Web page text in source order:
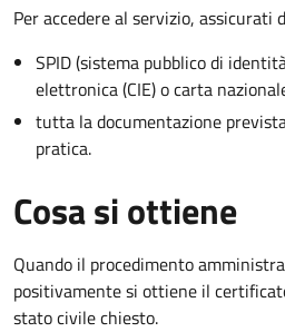
Per accedere al servizio, assicurati
SPID (sistema pubblico di
elettronica (CIE) o carta
tutta la documentazione
pratica.
Cosa si ottiene
Quando il procedimento
positivamente si ottiene il
stato civile chiesto.